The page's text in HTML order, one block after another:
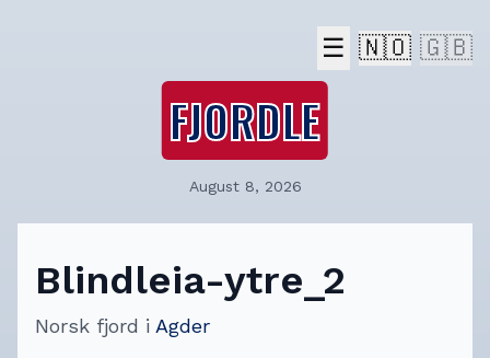
☰ 🇳🇴 🇬🇧
FJORDLE
August 8, 2026
Blindleia-ytre_2
Norsk fjord i Agder